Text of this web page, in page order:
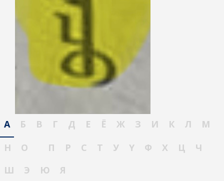
А Б В Г Д Е Ё Ж З И К Л
М
Н
О П Р С Т У Ү Ф Х Ц
Ч
Ш
Э Ю Я